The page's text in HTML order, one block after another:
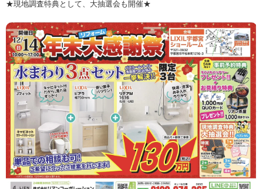
★現地調査特典として、大抽選会も開催★